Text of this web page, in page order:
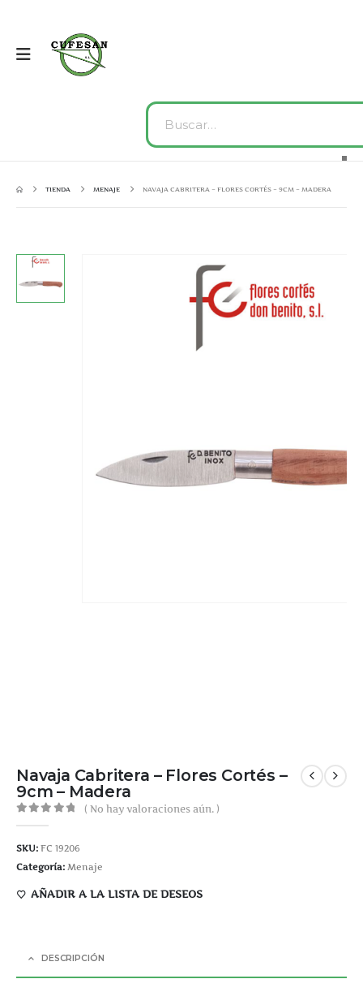
TIENDA MENAJE NAVAJA CABRITERA – FLORES CORTÉS – 9CM – MADERA
Navaja Cabritera – Flores Cortés –
9cm – Madera
( No hay valoraciones aún. )
SKU: FC 19206
Categoría: Menaje
AÑADIR A LA LISTA DE DESEOS
DESCRIPCIÓN